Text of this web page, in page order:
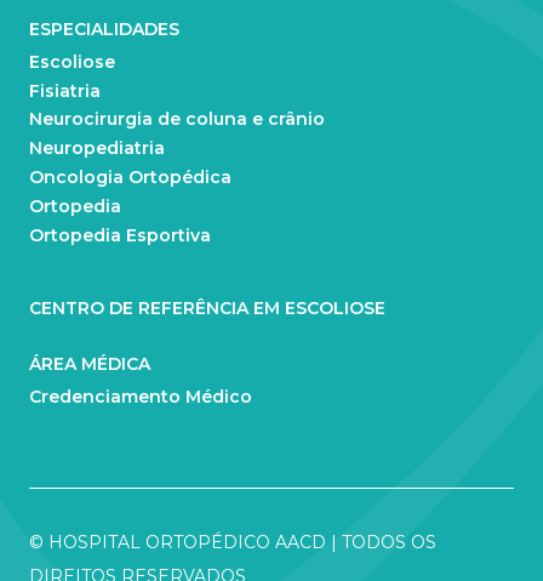
ESPECIALIDADES
Escoliose
Fisiatria
Neurocirurgia de coluna e crânio
Neuropediatria
Oncologia Ortopédica
Ortopedia
Ortopedia Esportiva
CENTRO DE REFERÊNCIA EM ESCOLIOSE
ÁREA MÉDICA
Credenciamento Médico
© HOSPITAL ORTOPÉDICO AACD | TODOS OS
DIREITOS RESERVADOS